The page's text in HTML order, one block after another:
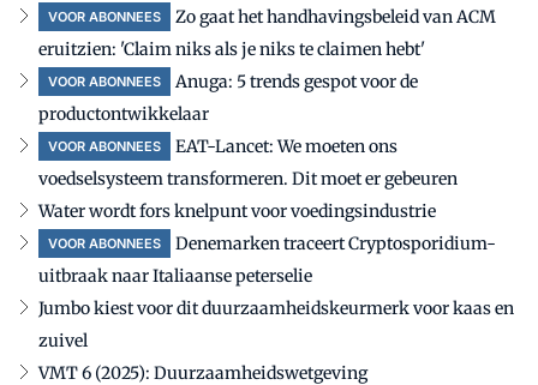
VOOR ABONNEES
Zo gaat het handhavingsbeleid van ACM
eruitzien: 'Claim niks als je niks te claimen hebt'
VOOR ABONNEES
Anuga: 5 trends gespot voor de
productontwikkelaar
VOOR ABONNEES
EAT-Lancet: We moeten ons
voedselsysteem transformeren. Dit moet er gebeuren
Water wordt fors knelpunt voor voedingsindustrie
VOOR ABONNEES
Denemarken traceert Cryptosporidium-
uitbraak naar Italiaanse peterselie
Jumbo kiest voor dit duurzaamheidskeurmerk voor kaas en
zuivel
VMT 6 (2025): Duurzaamheidswetgeving